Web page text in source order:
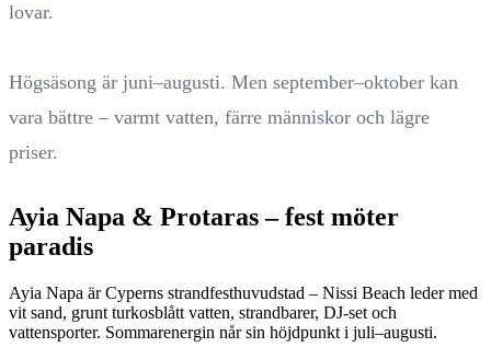
lovar.
Högsäsong är juni–augusti. Men september–oktober kan
vara bättre – varmt vatten, färre människor och lägre
priser.
Ayia Napa & Protaras – fest möter
paradis
Ayia Napa är Cyperns strandfesthuvudstad – Nissi Beach leder med
vit sand, grunt turkosblått vatten, strandbarer, DJ-set och
vattensporter. Sommarenergin når sin höjdpunkt i juli–augusti.